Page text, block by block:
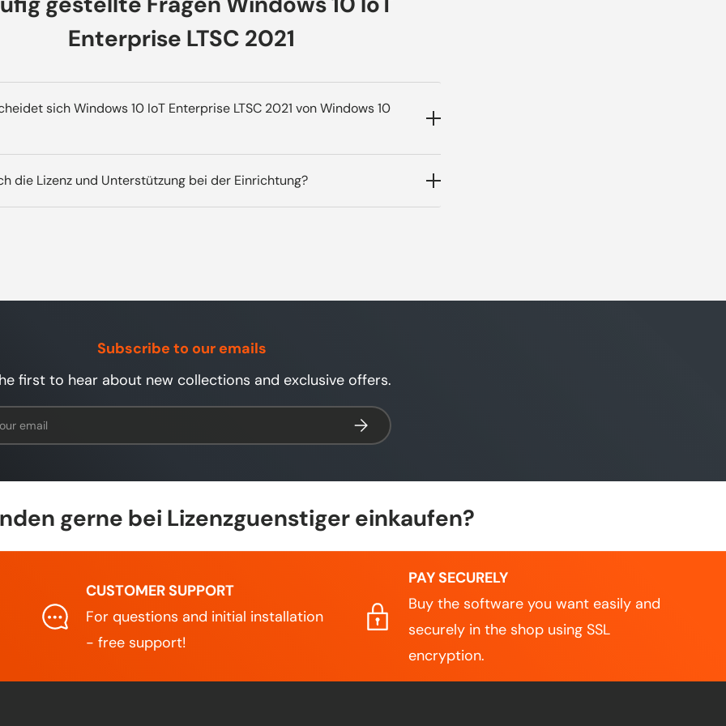
Enterprise LTSC 2021
sich Windows 10 IoT Enterprise LTSC 2021 von Windows 10
LTSC ist für fest definierte Geräte gedacht, setzt auf
ohne Funktionsupdates und bietet erweiterte
die Lizenz und Unterstützung bei der Einrichtung?
den Produktschlüssel und den Download sofort per E-Mail;
Subscribe to our emails
first to hear about new collections and exclusive offers.
Subscribe
gerne bei Lizenzguenstiger einkaufen?
CUSTOMER SUPPORT
For questions and initial installation
- free support!
PAY SECURELY
Buy the software you want easily and
securely in the shop using SSL
encryption.